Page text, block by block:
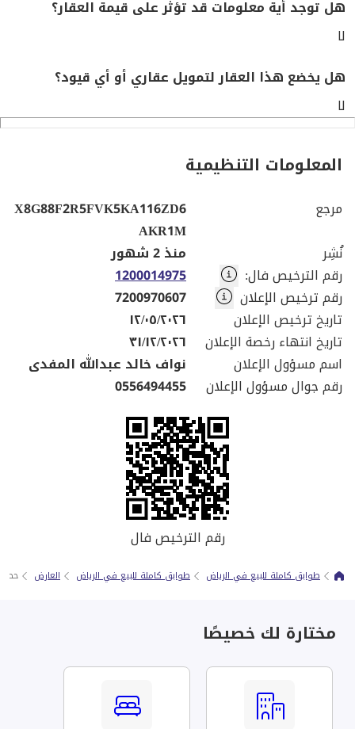
هل توجد أية معلومات قد تؤثر على قيمة العقار؟
لا
هل يخضع هذا العقار لتمويل عقاري أو أي قيود؟
لا
المعلومات التنظيمية
مرجع
X8G88F2R5FVK5KA116ZD6
AKR1M
نُشِر
منذ 2 شهور
رقم الترخيص فال:
1200014975
رقم ترخيص الإعلان
7200970607
تاريخ ترخيص الإعلان
١٢/٠٥/٢٠٢٦
تاريخ انتهاء رخصة الإعلان
٣١/١٢/٢٠٢٦
اسم مسؤول الإعلان
نواف خالد عبدالله المفدى
رقم جوال مسؤول الإعلان
0556494455
رقم الترخيص فال
طوابق كاملة للبيع في الرياض طوابق كاملة للبيع في الرياض العارض حصر 104 || دور أرضي بتصميم || العارض
مختارة لك خصيصًا